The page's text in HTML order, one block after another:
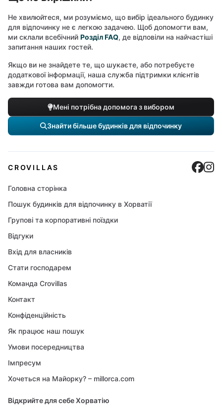
Не хвилюйтеся, ми розуміємо, що вибір ідеального будинку
для відпочинку не є легкою задачею. Щоб допомогти вам,
ми склали всебічний Розділ FAQ, де відповіли на найчастіші
запитання наших гостей.
Якщо ви не знайдете те, що шукаєте, або потребуєте
додаткової інформації, наша служба підтримки клієнтів
завжди готова вам допомогти.
Мені потрібна допомога з вибором
Знайти більше будинків для відпочинку
CROVILLAS
Головна сторінка
Пошук будинків для відпочинку в Хорватії
Групові та корпоративні поїздки
Відгуки
Вхід для власників
Стати господарем
Команда Crovillas
Контакт
Конфіденційність
Як працює наш пошук
Умови посередництва
Імпресум
Хочеться на Майорку? – millorca.com
Відкрийте для себе Хорватію